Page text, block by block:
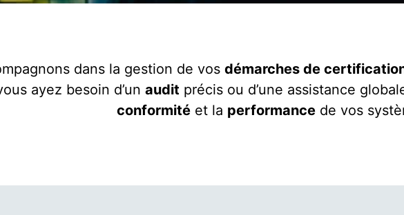
dans la gestion de vos démarches de
ayez besoin d’un audit précis ou d’une assistance
conformité et la performance de vos